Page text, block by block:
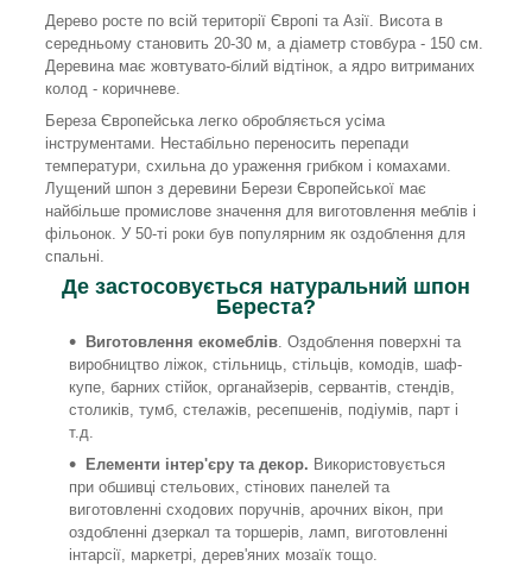
Дерево росте по всій території Європі та Азії. Висота в
середньому становить 20-30 м, а діаметр стовбура - 150 см.
Деревина має жовтувато-білий відтінок, а ядро витриманих
колод - коричневе.
Береза Європейська легко обробляється усіма
інструментами. Нестабільно переносить перепади
температури, схильна до ураження грибком і комахами.
Лущений шпон з деревини Берези Європейської має
найбільше промислове значення для виготовлення меблів і
фільонок. У 50-ті роки був популярним як оздоблення для
спальні.
Де застосовується натуральний шпон
Береста?
Виготовлення екомеблів . Оздоблення поверхні та
виробництво ліжок, стільниць, стільців, комодів, шаф-
купе, барних стійок, органайзерів, сервантів, стендів,
столиків, тумб, стелажів, ресепшенів, подіумів, парт і
т.д.
Елементи інтер'єру та декор. Використовується
при обшивці стельових, стінових панелей та
виготовленні сходових поручнів, арочних вікон, при
оздобленні дзеркал та торшерів, ламп, виготовленні
інтарсії, маркетрі, дерев'яних мозаїк тощо.